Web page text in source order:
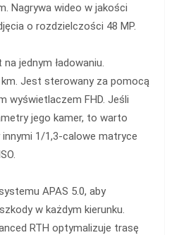
Nagrywa wideo w jakości
o rozdzielczości 48 MP.
jednym ładowaniu.
Jest sterowany za pomocą
wyświetlaczem FHD. Jeśli
jego kamer, to warto
1/1,3-calowe matryce
APAS 5.0, aby
w każdym kierunku.
RTH optymalizuje trasę